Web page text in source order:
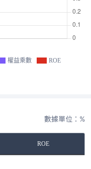
權益乘數 ROE
數據單位：%
ROE